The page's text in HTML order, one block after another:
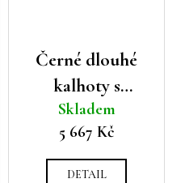
Černé dlouhé
kalhoty s
viskózou Amelia
Skladem
5 667 Kč
DETAIL